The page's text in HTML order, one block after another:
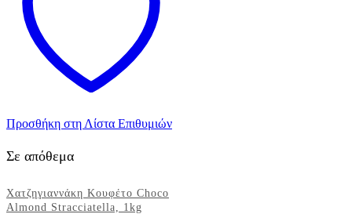
Προσθήκη στη Λίστα Επιθυμιών
Σε απόθεμα
Χατζηγιαννάκη Κουφέτο Choco
Almond Stracciatella, 1kg